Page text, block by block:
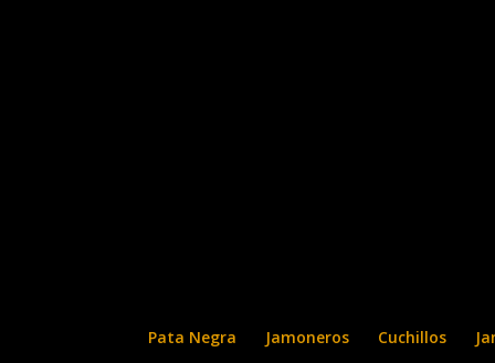
Pata Negra Jamoneros Cuchillos